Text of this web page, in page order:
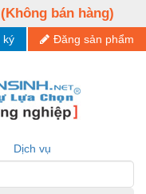
(Không bán hàng)
Đăng sản phẩm
ký
Dịch vụ